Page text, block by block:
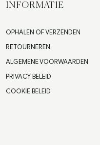
INFORMATIE
OPHALEN OF VERZENDEN
RETOURNEREN
ALGEMENE VOORWAARDEN
PRIVACY BELEID
COOKIE BELEID